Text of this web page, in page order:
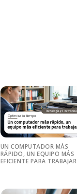
UN COMPUTADOR MÁS
RÁPIDO, UN EQUIPO MÁS
EFICIENTE PARA TRABAJAR